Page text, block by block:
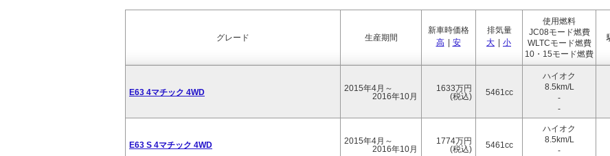
グレード 生産期間
新車時価格
高
安
排気量
大
小
使用燃料
JC08モード燃費
WLTCモード燃費
10・15モード燃費
E63 4マチック 4WD
2015年4月～
2016年10月
1633万円
(税込)
5461cc
ハイオク
8.5km/L
-
-
E63 S 4マチック 4WD
2015年4月～
2016年10月
1774万円
(税込)
5461cc
ハイオク
8.5km/L
-